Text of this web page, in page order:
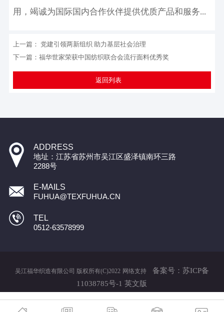
用，竭诚为国际国内合作伙伴提供优质产品和服务...
上一篇： 党建引领两新组织 助力基层社会治理
下一篇：福华世家荣获中国纺织联合会流行面料优秀奖
返回列表
ADDRESS
地址：江苏省苏州市吴江区盛泽镇南环三路
2288号
E-MAILS
FUHUA@TEXFUHUA.CN
TEL
0512-63578999
吴江福华织造有限公司 版权所有(C)2022 网络支持
备案号：苏ICP备
11038785号-1 英文版